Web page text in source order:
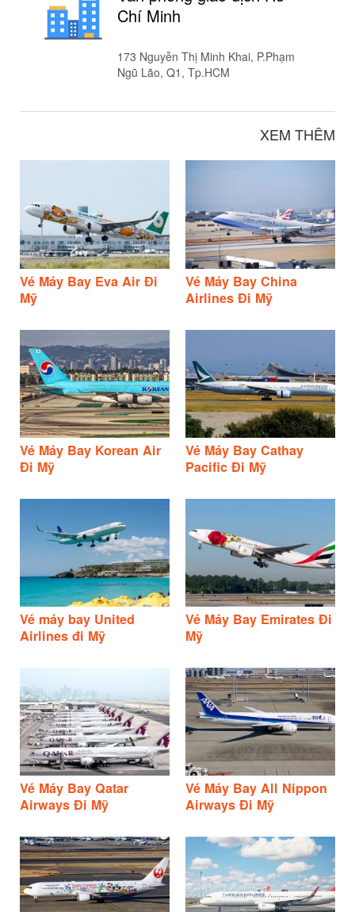
Chí Minh
173 Nguyễn Thị Minh Khai, P.Phạm
Ngũ Lão, Q1, Tp.HCM
XEM THÊM
Vé Máy Bay Eva Air Đi
Mỹ
Vé Máy Bay China
Airlines Đi Mỹ
Vé Máy Bay Korean Air
Đi Mỹ
Vé Máy Bay Cathay
Pacific Đi Mỹ
Vé máy bay United
Airlines đi Mỹ
Vé Máy Bay Emirates Đi
Mỹ
Vé Máy Bay Qatar
Airways Đi Mỹ
Vé Máy Bay All Nippon
Airways Đi Mỹ